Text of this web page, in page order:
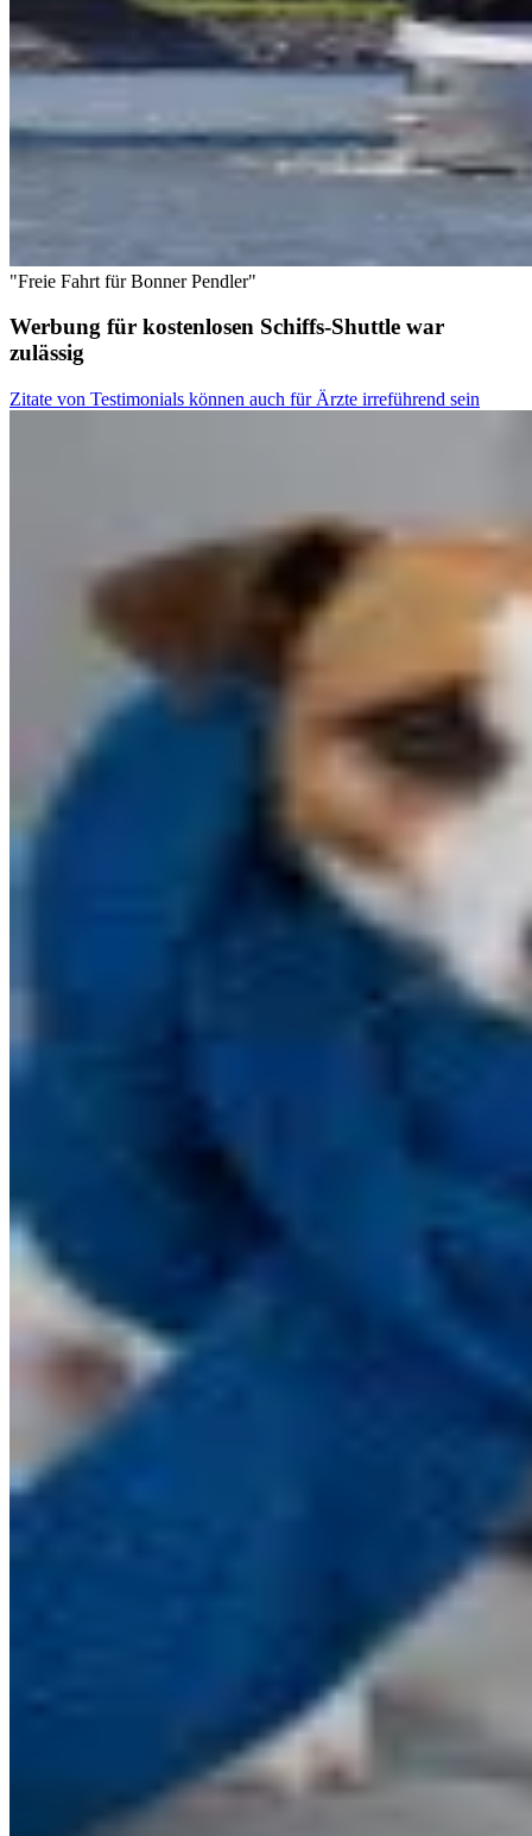
"Freie Fahrt für Bonner Pendler"
Werbung für kostenlosen Schiffs-Shuttle war
zulässig
Zitate von Testimonials können auch für Ärzte irreführend sein